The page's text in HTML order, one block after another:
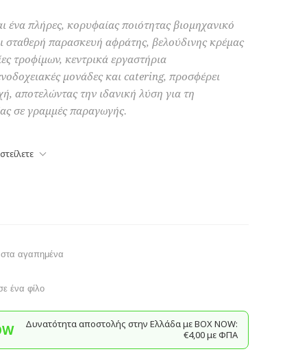
πλήρες, κορυφαίας ποιότητας βιομηχανικό
σταθερή παρασκευή αφράτης, βελούδινης κρέμας
τροφίμων, κεντρικά εργαστήρια
μονάδες και catering, προσφέρει
αποτελώντας την ιδανική λύση για τη
σε γραμμές παραγωγής.
αγαπημένα
ένα φίλο
Δυνατότητα αποστολής στην Ελλάδα με BΟΧ ΝOW:
€4,00 με ΦΠΑ